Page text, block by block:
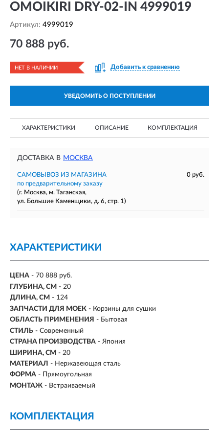
OMOIKIRI DRY-02-IN 4999019
Артикул: 4999019
70 888 руб.
НЕТ В НАЛИЧИИ Добавить к сравнению
УВЕДОМИТЬ О ПОСТУПЛЕНИИ
ХАРАКТЕРИСТИКИ ОПИСАНИЕ КОМПЛЕКТАЦИЯ
ДОСТАВКА В МОСКВА
САМОВЫВОЗ ИЗ МАГАЗИНА
0 руб.
по предварительному заказу
(г. Москва, м. Таганская,
ул. Большие Каменщики, д. 6, стр. 1)
ХАРАКТЕРИСТИКИ
ЦЕНА - 70 888 руб.
ГЛУБИНА, СМ - 20
ДЛИНА, СМ - 124
ЗАПЧАСТИ ДЛЯ МОЕК - Корзины для сушки
ОБЛАСТЬ ПРИМЕНЕНИЯ - Бытовая
СТИЛЬ - Современный
СТРАНА ПРОИЗВОДСТВА - Япония
ШИРИНА, СМ - 20
МАТЕРИАЛ - Нержавеющая сталь
ФОРМА - Прямоугольная
МОНТАЖ - Встраиваемый
КОМПЛЕКТАЦИЯ